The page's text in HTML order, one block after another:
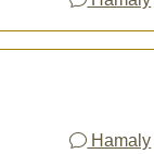
Hamaly